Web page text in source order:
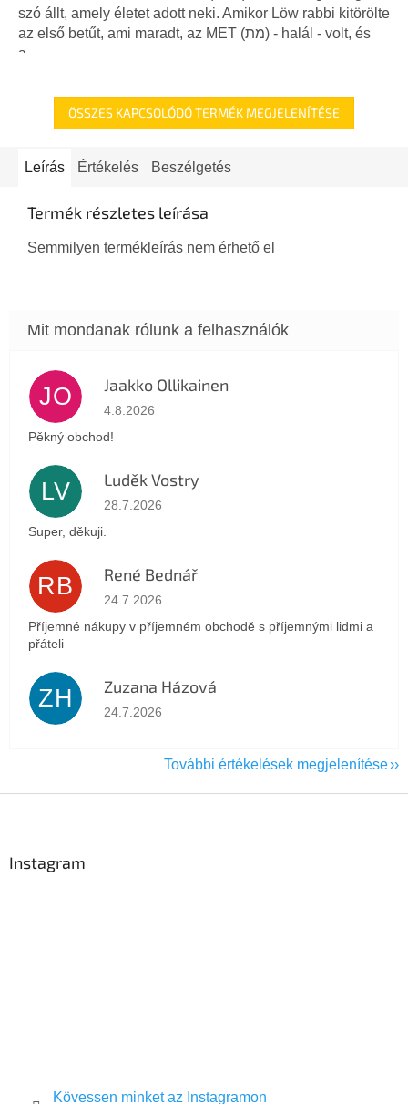
szó állt, amely életet adott neki. Amikor Löw rabbi kitörölte
az első betűt, ami maradt, az MET (מת) - halál - volt, és
a...
ÖSSZES KAPCSOLÓDÓ TERMÉK MEGJELENÍTÉSE
Leírás Értékelés Beszélgetés
Termék részletes leírása
Semmilyen termékleírás nem érhető el
JO Jaakko Ollikainen
Az áruház értékelése 5-ből 5 csillag.
4.8.2026
Pěkný obchod!
LV Luděk Vostry
Az áruház értékelése 5-ből 5 csillag.
28.7.2026
Super, děkuji.
RB René Bednář
Az áruház értékelése 5-ből 5 csillag.
24.7.2026
Příjemné nákupy v příjemném obchodě s příjemnými lidmi a
přáteli
ZH Zuzana Házová
Az áruház értékelése 5-ből 5 csillag.
24.7.2026
További értékelések megjelenítése
Instagram
Kövessen minket az Instagramon